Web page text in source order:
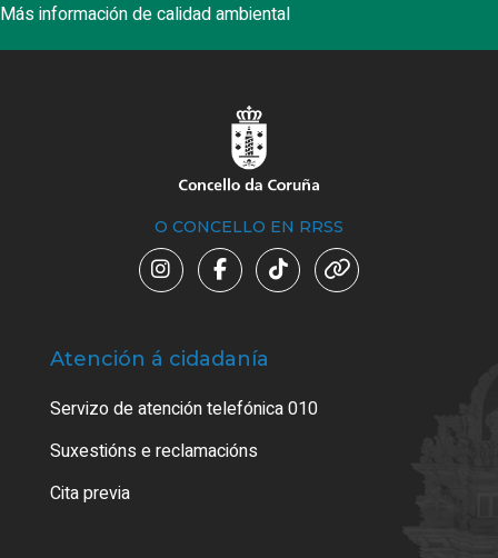
Más información de calidad ambiental
O CONCELLO EN RRSS
Atención á cidadanía
Servizo de atención telefónica 010
Suxestións e reclamacións
Cita previa